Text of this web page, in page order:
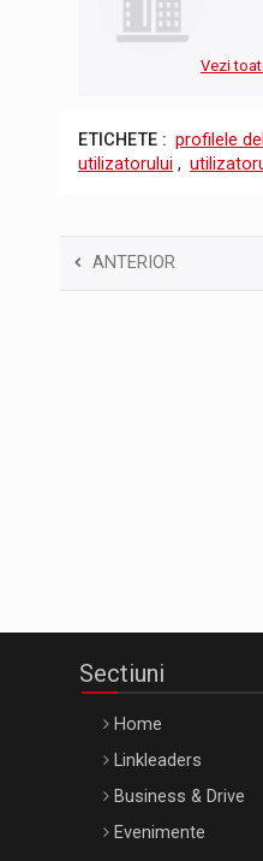
Vezi
ETICHETE : profilele
utilizatorului ,
ANTERIOR
Sectiuni
Home
Linkleaders
Business & Drive
Evenimente